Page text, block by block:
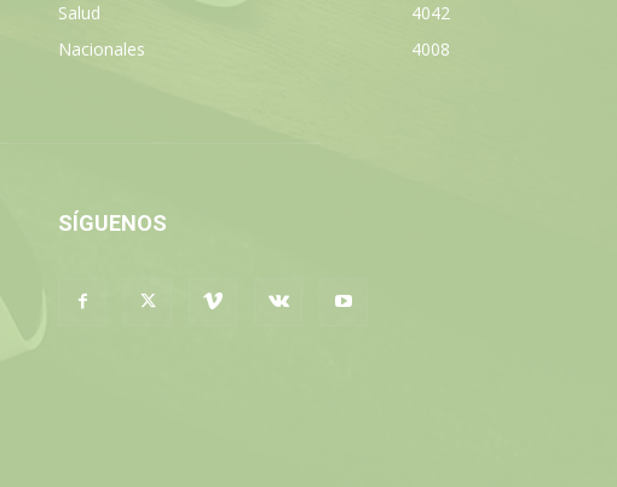
Salud
4042
Nacionales
4008
SÍGUENOS